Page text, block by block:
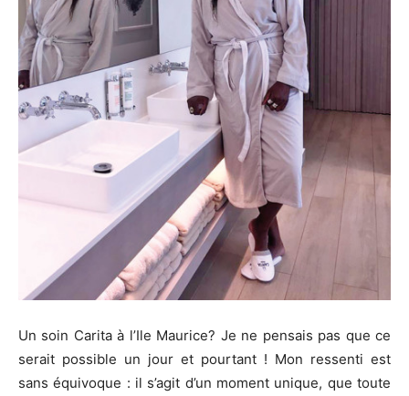
Un soin Carita à l’Ile Maurice? Je ne pensais pas que ce
serait possible un jour et pourtant ! Mon ressenti est
sans équivoque : il s’agit d’un moment unique, que toute